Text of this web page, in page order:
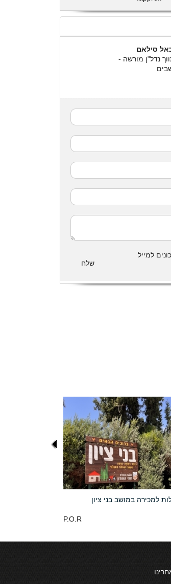
סילאם
נדל"ן מורשה -
למייל
שלח
למכירה במושב בני ציון
P.O.R